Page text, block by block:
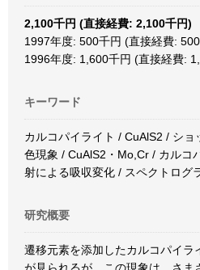
2,100千円 (直接経費: 2,100千円)
1997年度: 500千円 (直接経費:
1996年度: 1,600千円 (直接経費:
キーワード
カルコパイライト / CuAlS2 / シ
色現象 / CuAlS2・Mo,Cr / カルコ
射による吸収変化 / スペクトログ
研究概要
遷移元素を添加したカルコパイラ